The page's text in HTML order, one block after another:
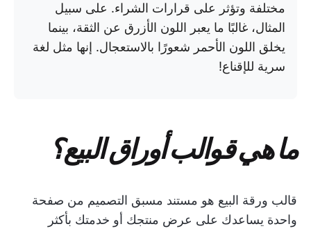
مختلفة وتؤثر على قرارات الشراء. على سبيل
المثال، غالبًا ما يعبر اللون الأزرق عن الثقة، بينما
يخلق اللون الأحمر شعورًا بالاستعجال. إنها مثل لغة
سرية للإقناع!
ما هي قوالب أوراق البيع؟
قالب ورقة البيع هو مستند مسبق التصميم من صفحة
واحدة يساعدك على عرض منتجك أو خدمتك بأكثر